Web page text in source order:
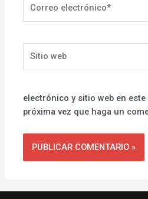
electrónico*
web
electrónico y sitio web en
próxima vez que haga un